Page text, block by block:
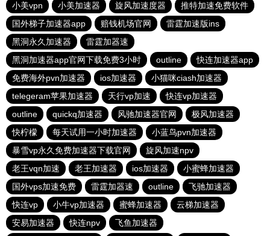
小美vpn
小美加速器 旋风加速度器
推特加速免费软件
国外梯子加速器app
赔钱机场官网
雷霆加速版ins
黑洞永久加速器
雷霆加器速
黑洞加速器app官网下载免费3小时
outline
快连加速器app
免费海外pvn加速器
ios加速器
小猫咪ciash加速器
telegeram苹果加速器
天行vp加速
快连vp加速器
outline
quickq加速器 风驰加速器官网
极风加速器
快柠檬
每天试用一小时加速器
小蓝鸟pvn加速器
暴雪vp永久免费加速器下载官网
旋风加速npv
老王vqn加速
老王加速器 ios加速器
小蜜蜂加速器
国外vps加速免费
雷霆加器速 outline
飞驰加速器
快连vp
小牛vp加速器 蜜蜂加速器
云梯加速器
安易加速器
快连npv 飞鱼加速器